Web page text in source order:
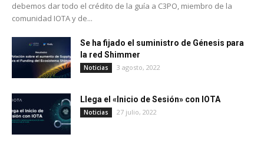
debemos dar todo el crédito de la guía a C3PO, miembro de la
comunidad IOTA y de...
Se ha fijado el suministro de Génesis para
la red Shimmer
Noticias 3 agosto, 2022
Llega el «Inicio de Sesión» con IOTA
Noticias 27 julio, 2022